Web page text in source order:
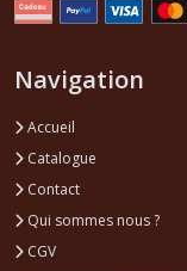
Navigation
Accueil
Catalogue
Contact
Qui sommes nous ?
CGV